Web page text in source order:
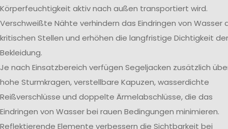
Körperfeuchtigkeit aktiv nach außen transportiert wird.
Verschweißte Nähte verhindern das Eindringen von Wasser
kritischen Stellen und erhöhen die langfristige Dichtigkeit der
Bekleidung.
Je nach Einsatzbereich verfügen Segeljacken zusätzlich
hohe Sturmkragen, verstellbare Kapuzen, wasserdichte
Reißverschlüsse und doppelte Ärmelabschlüsse, die das
Eindringen von Wasser bei rauen Bedingungen minimieren.
Reflektierende Elemente verbessern die Sichtbarkeit bei